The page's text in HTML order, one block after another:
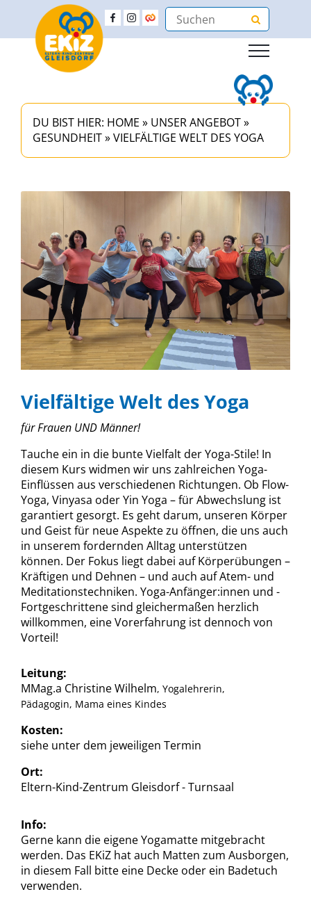
DU BIST HIER: HOME » UNSER ANGEBOT»
GESUNDHEIT»VIELFÄLTIGE WELT DES YOGA
Vielfältige Welt des Yoga
für Frauen UND Männer!
Tauche ein in die bunte Vielfalt der Yoga-Stile! In
diesem Kurs widmen wir uns zahlreichen Yoga-
Einflüssen aus verschiedenen Richtungen. Ob Flow-
Yoga, Vinyasa oder Yin Yoga – für Abwechslung ist
garantiert gesorgt. Es geht darum, unseren Körper
und Geist für neue Aspekte zu öffnen, die uns auch
in unserem fordernden Alltag unterstützen
können. Der Fokus liegt dabei auf Körperübungen –
Kräftigen und Dehnen – und auch auf Atem- und
Meditationstechniken. Yoga-Anfänger:innen und -
Fortgeschrittene sind gleichermaßen herzlich
willkommen, eine Vorerfahrung ist dennoch von
Vorteil!
Leitung:
MMag.a Christine Wilhelm, Yogalehrerin,
Pädagogin, Mama eines Kindes
Kosten:
siehe unter dem jeweiligen Termin
Ort:
Eltern-Kind-Zentrum Gleisdorf - Turnsaal
Info:
Gerne kann die eigene Yogamatte mitgebracht
werden. Das EKiZ hat auch Matten zum Ausborgen,
in diesem Fall bitte eine Decke oder ein Badetuch
verwenden.